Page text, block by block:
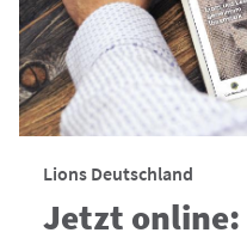
Lions Deutschland
Jetzt online: